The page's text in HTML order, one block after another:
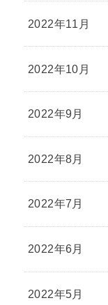
2022年11月
2022年10月
2022年9月
2022年8月
2022年7月
2022年6月
2022年5月